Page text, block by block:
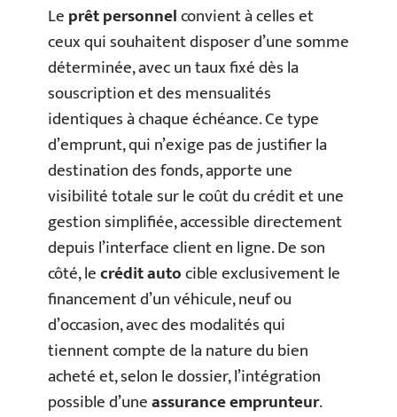
Leprêt personnelconvient à celles et
ceux qui souhaitent disposer d’une somme
déterminée, avec un taux fixé dès la
souscription et des mensualités
identiques à chaque échéance. Ce type
d’emprunt, qui n’exige pas de justifier la
destination des fonds, apporte une
visibilité totale sur le coût du crédit et une
gestion simplifiée, accessible directement
depuis l’interface client en ligne. De son
côté, lecrédit autocible exclusivement le
financement d’un véhicule, neuf ou
d’occasion, avec des modalités qui
tiennent compte de la nature du bien
acheté et, selon le dossier, l’intégration
possible d’uneassurance emprunteur.